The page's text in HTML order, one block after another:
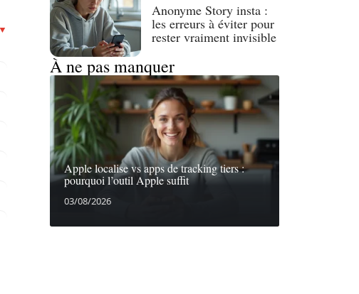
Anonyme Story insta :
les erreurs à éviter pour
rester vraiment invisible
À ne pas manquer
Apple localise vs apps de tracking tiers :
pourquoi l’outil Apple suffit
03/08/2026